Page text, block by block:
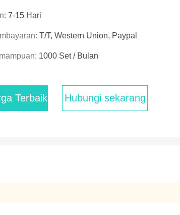
7-15 Hari
T/T, Western Union, Paypal
1000 Set / Bulan
Terbaik Hubungi sekarang